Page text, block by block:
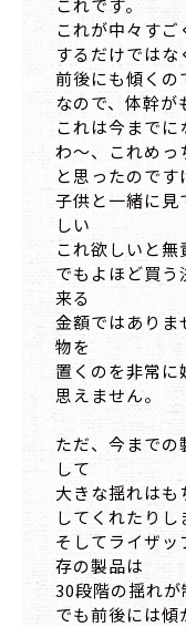
これです。
これが中々す
するだけではな
前後にも傾くの
なので、体幹が
これは今までに
わ～、これめっ
と思ったのです
子供と一緒に見
しい
これ欲しいと無
でもよほど買う
来る
金額ではありま
物を
置くのを非常に
思えません。
ただ、今までの
して
大きな揺れはも
してくれたりし
そしてライザ
存の製品は
30段階の揺れが
でも前後には傾